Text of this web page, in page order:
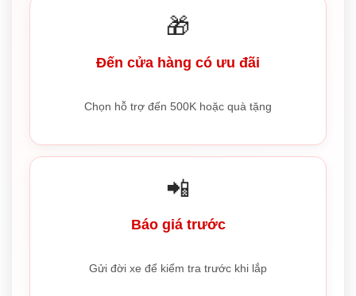
🎁
Đến cửa hàng có ưu đãi
Chọn hỗ trợ đến 500K hoặc quà tặng
📲
Báo giá trước
Gửi đời xe để kiểm tra trước khi lắp